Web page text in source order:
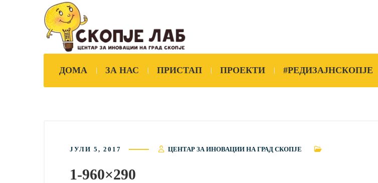
ДОМА ЗА НАС ПРИСТАП ПРОЕКТИ #РЕДИЗАЈНСКОПЈЕ
ЈУЛИ 5, 2017 ЦЕНТАР ЗА ИНОВАЦИИ НА ГРАД СКОПЈЕ
1-960×290